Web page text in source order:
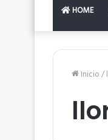
HOME
Inicio/